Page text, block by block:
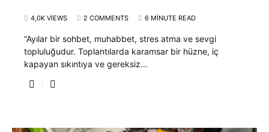
4,0K VIEWS 2 COMMENTS 6 MINUTE READ
“Ayılar bir sohbet, muhabbet, stres atma ve sevgi
topluluğudur. Toplantılarda karamsar bir hüzne, iç
kapayan sıkıntıya ve gereksiz…